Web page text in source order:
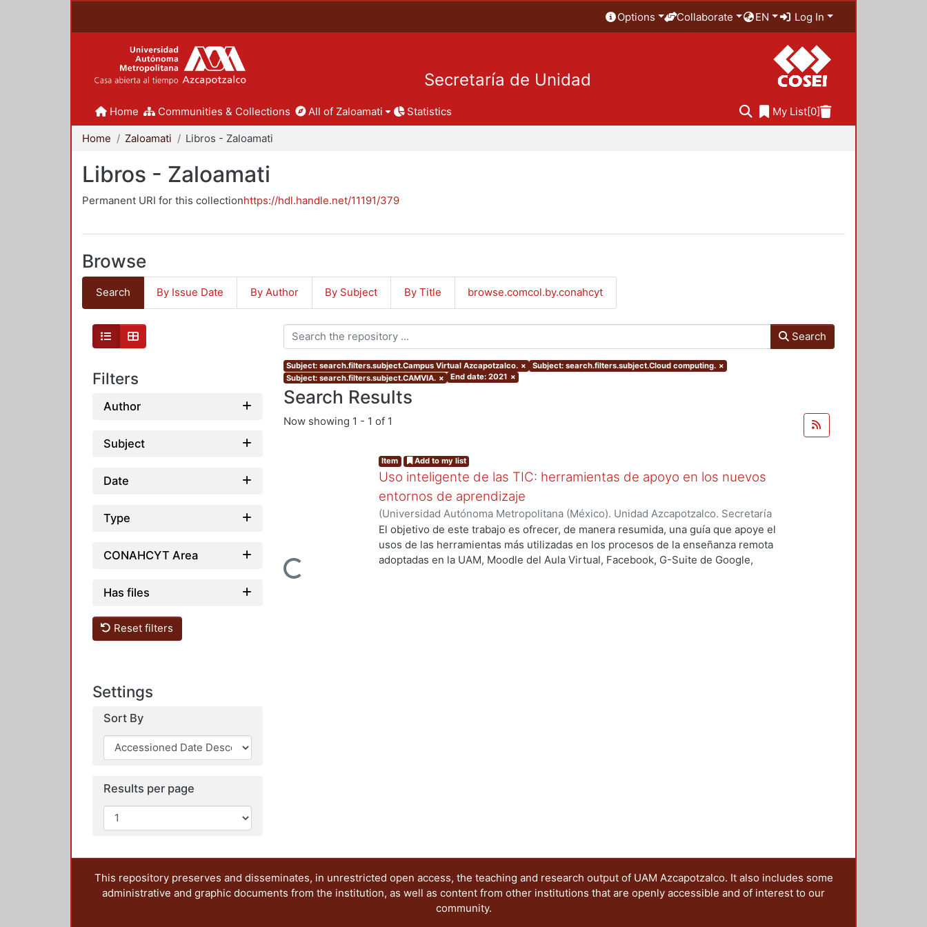
Options Collaborate EN Log In
Secretaría de Unidad
Home Communities & Collections All of Zaloamati Statistics My List[0]
Home Zaloamati Libros - Zaloamati
Libros - Zaloamati
Permanent URI for this collectionhttps://hdl.handle.net/11191/379
Browse
Search By Issue Date By Author By Subject By Title browse.comcol.by.conahcyt
Filters
Author
Subject
Date
Type
CONAHCYT Area
Has files
Reset filters
Settings
Sort By
Results per page
Search
Subject: search.filters.subject.Campus Virtual Azcapotzalco. × Subject: search.filters.subject.Cloud computing. ×
Subject: search.filters.subject.CAMVIA. × End date: 2021 ×
Search Results
Now showing 1 - 1 of 1
Loading...
Item Add to my list
Uso inteligente de las TIC: herramientas de apoyo en los nuevos
entornos de aprendizaje
(Universidad Autónoma Metropolitana (México). Unidad Azcapotzalco. Secretaría
Académica.,2021) García Castro, María Beatriz;Orozco García, Paola Yatzel;Puga
García, Merary Denny;Martínez Morales, Mercedes Isabel;Alvarado Hernández,
Alejandra; Tarango de la Torre, Juan Carlos
El objetivo de este trabajo es ofrecer, de manera resumida, una guía que apoye el
usos de las herramientas más utilizadas en los procesos de la enseñanza remota
adoptadas en la UAM, Moodle del Aula Virtual, Facebook, G-Suite de Google,
This repository preserves and disseminates, in unrestricted open access, the teaching and research output of UAM Azcapotzalco. It also includes some
administrative and graphic documents from the institution, as well as content from other institutions that are openly accessible and of interest to our
community.